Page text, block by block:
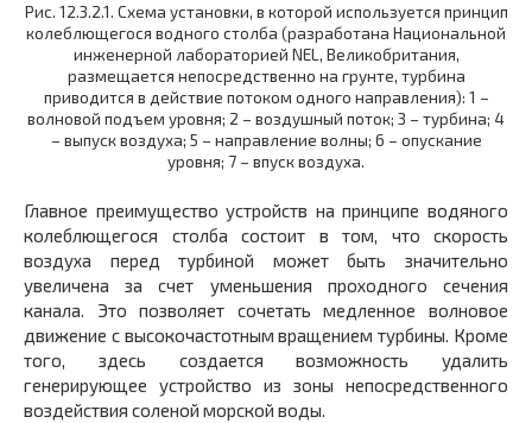
Рис. 12.3.2.1. Схема установки, в которой используется принцип
колеблющегося водного столба (разработана Национальной
инженерной лабораторией NEL, Великобритания,
размещается непосредственно на грунте, турбина
приводится в действие потоком одного направления): 1 –
волновой подъем уровня; 2 – воздушный поток; 3 – турбина; 4
– выпуск воздуха; 5 – направление волны; 6 – опускание
уровня; 7 – впуск воздуха.
Главное преимущество устройств на принципе водяного
колеблющегося столба состоит в том, что скорость
воздуха перед турбиной может быть значительно
увеличена за счет уменьшения проходного сечения
канала. Это позволяет сочетать медленное волновое
движение с высокочастотным вращением турбины. Кроме
того, здесь создается возможность удалить
генерирующее устройство из зоны непосредственного
воздействия соленой морской воды.